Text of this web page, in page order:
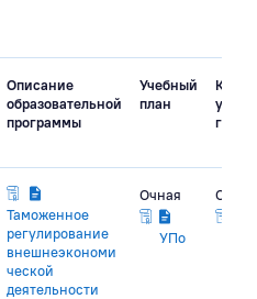
Описание
образовательной
программы
Учебный
план
Таможенное
регулирование
внешнеэкономи
ческой
деятельности
Очная
УПо
Очная